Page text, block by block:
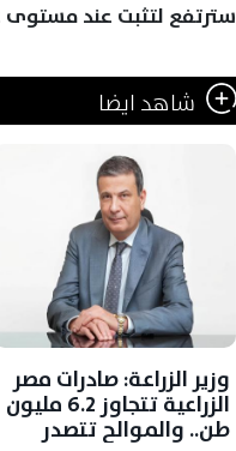
سترتفع لتثبت عند مستوى 22 جنيهًا كقيمة عادلة لسعر صرفه
شاهد ايضا
وزير الزراعة: صادرات مصر
الزراعية تتجاوز 6.2 مليون
طن.. والموالح تتصدر